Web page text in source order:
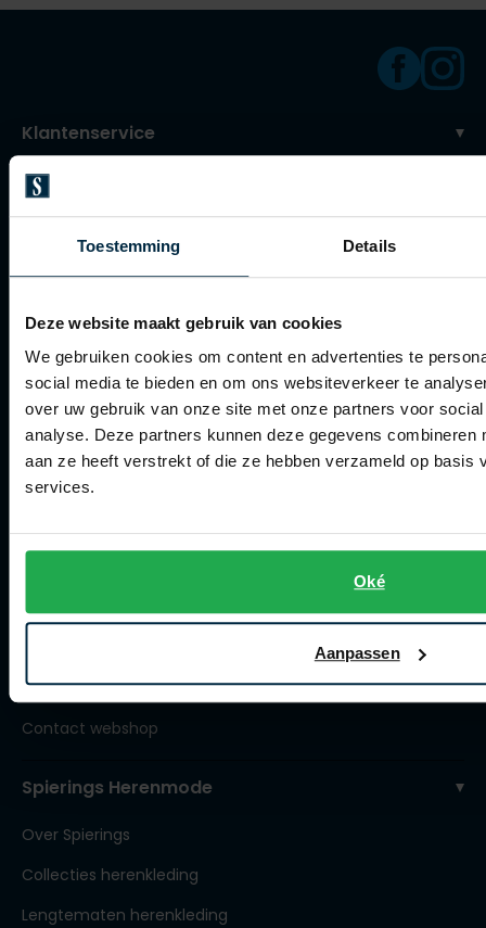
Toestemming Details
Deze website maakt gebruik van cookies
We gebruiken cookies om content en advertenties te
social media te bieden en om ons websiteverkeer te
over uw gebruik van onze site met onze partners voor
analyse. Deze partners kunnen deze gegevens combineren
aan ze heeft verstrekt of die ze hebben verzameld op basis
services.
Oké
Aanpassen
Klantenservice
Klantenservice
Veelgestelde vragen
Retourneren
Klachtenafhandeling
Actievoorwaarden
Winkel
Winkel
Contact winkel
Contact webshop
Spierings Herenmode
Over Spierings
Collecties herenkleding
Lengtematen herenkleding